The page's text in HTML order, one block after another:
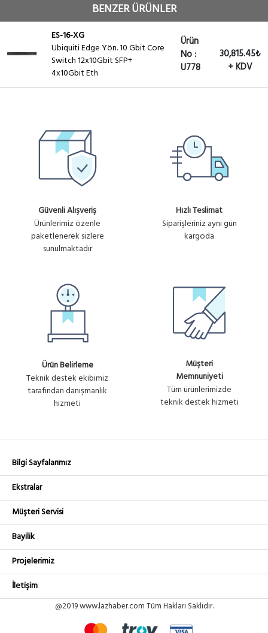
BENZER ÜRÜNLER
ES-16-XG
Ubiquiti Edge Yön. 10 Gbit Core
Switch 12x10Gbit SFP+
4x10Gbit Eth
Ürün
No :
U778
30,815.45₺
+ KDV
Güvenli Alışveriş
Ürünlerimiz özenle
paketlenerek sizlere
sunulmaktadır
Hızlı Teslimat
Siparişleriniz aynı gün
kargoda
Ürün Belirleme
Teknik destek ekibimiz
tarafından danışmanlık
hizmeti
Müşteri
Memnuniyeti
Tüm ürünlerimizde
teknik destek hizmeti
Bilgi Sayfalarımız
Ekstralar
Müşteri Servisi
Bayilik
Projelerimiz
İletişim
@2019 www.lazhaber.com Tüm Hakları Saklıdır.